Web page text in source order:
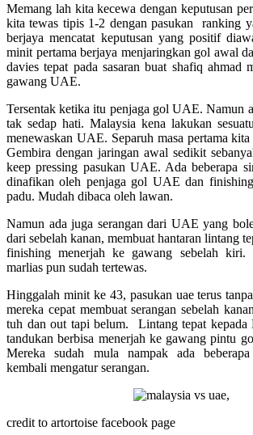
Memang lah kita kecewa dengan keputusan
kita tewas tipis 1-2 dengan pasukan ranking
berjaya mencatat keputusan yang positif
minit pertama berjaya menjaringkan gol awal
davies tepat pada sasaran buat shafiq ahmad
gawang UAE.
Tersentak ketika itu penjaga gol UAE. Namun
tak sedap hati. Malaysia kena lakukan
menewaskan UAE. Separuh masa pertama
Gembira dengan jaringan awal sedikit
keep pressing pasukan UAE. Ada beberapa
dinafikan oleh penjaga gol UAE dan
padu. Mudah dibaca oleh lawan.
Namun ada juga serangan dari UAE yang
dari sebelah kanan, membuat hantaran lintang
finishing menerjah ke gawang sebelah
marlias pun sudah tertewas.
Hinggalah minit ke 43, pasukan uae terus
mereka cepat membuat serangan sebelah
tuh dan out tapi belum. Lintang tepat kepada
tandukan berbisa menerjah ke gawang pintu
Mereka sudah mula nampak ada
kembali mengatur serangan.
credit to artortoise facebook page